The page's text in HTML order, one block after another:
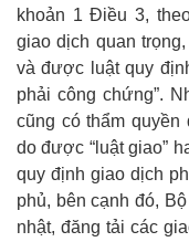
khoản 1 Điều 3,
giao dịch quan
và được luật quy
phải công chứng”.
cũng có thẩm
do được “luật giao”
quy định giao dịch
phủ, bên cạnh đó,
nhật, đăng tải các